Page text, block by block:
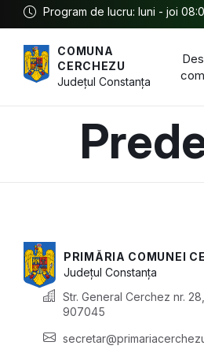
Program de lucru: luni - joi
COMUNA
CERCHEZU
JudețulConstanța
PRIMĂRIA COMUNEI
JudețulConstanța
Str. General Cerchez nr.
907045